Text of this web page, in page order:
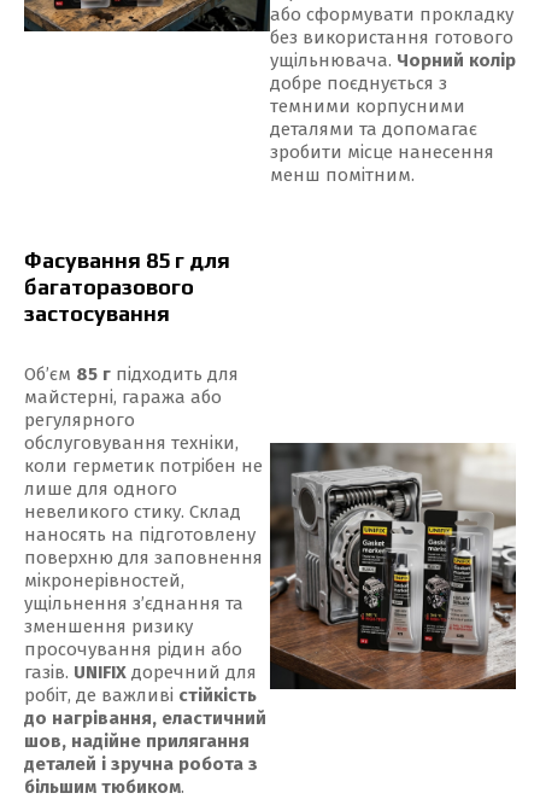
або сформувати прокладку
без використання готового
ущільнювача. Чорний колір
добре поєднується з
темними корпусними
деталями та допомагає
зробити місце нанесення
менш помітним.
Фасування 85 г для
багаторазового
застосування
Об’єм 85 г підходить для
майстерні, гаража або
регулярного
обслуговування техніки,
коли герметик потрібен не
лише для одного
невеликого стику. Склад
наносять на підготовлену
поверхню для заповнення
мікронерівностей,
ущільнення з’єднання та
зменшення ризику
просочування рідин або
газів. UNIFIX доречний для
робіт, де важливі стійкість
до нагрівання, еластичний
шов, надійне прилягання
деталей і зручна робота з
більшим тюбиком.